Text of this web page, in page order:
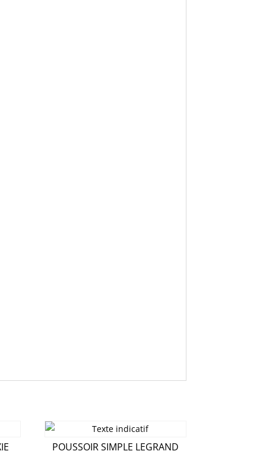
POUSSOIR SIMPLE LEGRAND